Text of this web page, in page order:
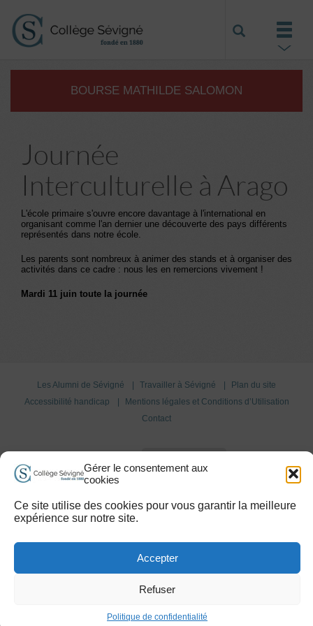
Gérer le consentement aux
cookies
Ce site utilise des cookies pour vous garantir la meilleure
expérience sur notre site.
Accepter
Refuser
Politique de confidentialité
BOURSE MATHILDE SALOMON
Journée
Interculturelle à Arago
L'école primaire s'ouvre encore davantage à l'international en
organisant comme l'an dernier une découverte des pays différents
représentés dans notre école.
Les parents sont nombreux à animer des stands et à organiser des
activités dans ce cadre : nous les en remercions vivement !
Mardi 11 juin toute la journée
Les Alumni de Sévigné Travailler à Sévigné
Plan du site
Accessibilité handicap
Mentions légales et Conditions d’Utilisation
Contact
Copyright 2015 © Collège Sévigné